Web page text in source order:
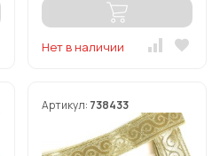
Нет в наличии
Артикул: 738433